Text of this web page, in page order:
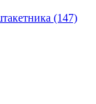
(147)